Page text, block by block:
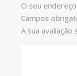
O seu
Campos
A sua